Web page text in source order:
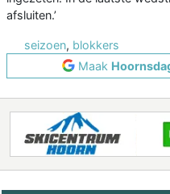
afsluiten.’
seizoen, blokkers
Maak